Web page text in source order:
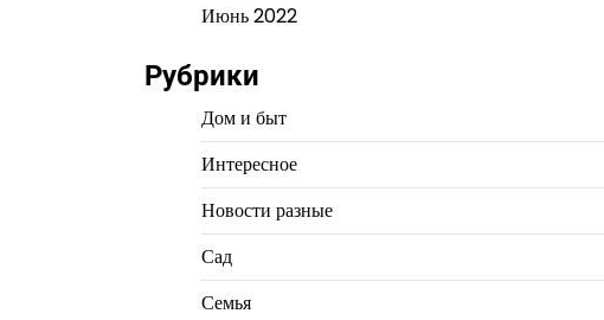
Июнь 2022
Рубрики
Дом и быт
Интересное
Новости разные
Сад
Семья